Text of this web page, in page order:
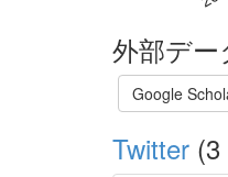
外部デ
Google
Twitter